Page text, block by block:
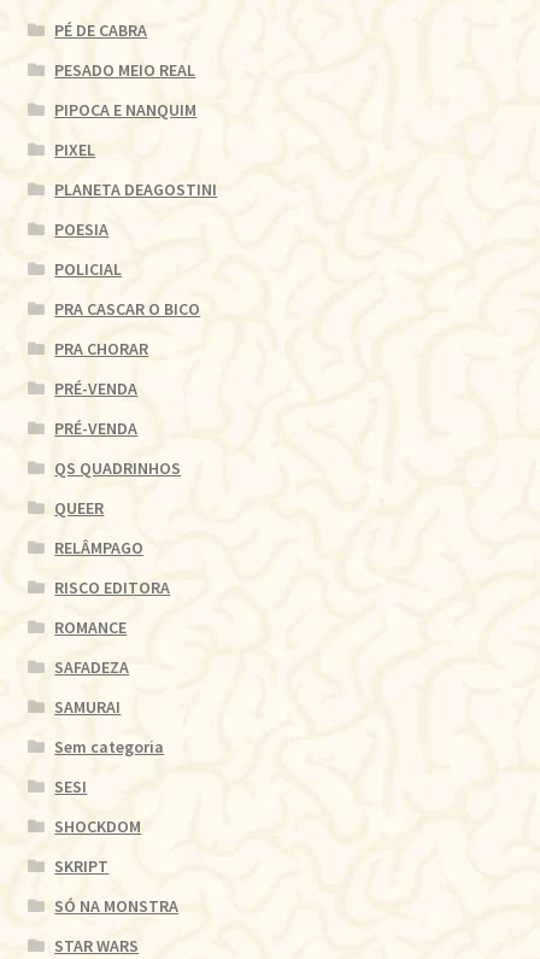
PÉ DE CABRA
PESADO MEIO REAL
PIPOCA E NANQUIM
PIXEL
PLANETA DEAGOSTINI
POESIA
POLICIAL
PRA CASCAR O BICO
PRA CHORAR
PRÉ-VENDA
PRÉ-VENDA
QS QUADRINHOS
QUEER
RELÂMPAGO
RISCO EDITORA
ROMANCE
SAFADEZA
SAMURAI
Sem categoria
SESI
SHOCKDOM
SKRIPT
SÓ NA MONSTRA
STAR WARS